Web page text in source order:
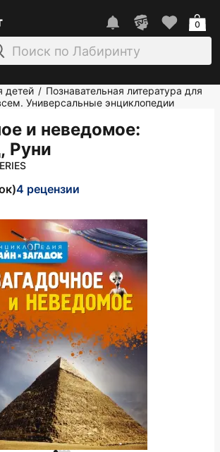
0
детей / Познавательная литература для
Универсальные энциклопедии
и неведомое:
Руни
4 рецензии